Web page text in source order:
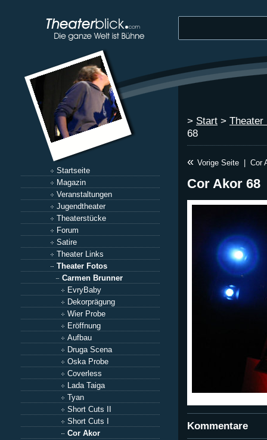
Startseite
Magazin
Veranstaltungen
Jugendtheater
Theaterstücke
Forum
Satire
Theater Links
Theater Fotos
Carmen Brunner
EvryBaby
Dekorprägung
Wier Probe
Eröffnung
Aufbau
Druga Scena
Oska Probe
Coverless
Lada Taiga
Tyan
Short Cuts II
Short Cuts I
Cor Akor
> Start > Theater
68
« Vorige Seite Cor
Cor Akor 68
Kommentare